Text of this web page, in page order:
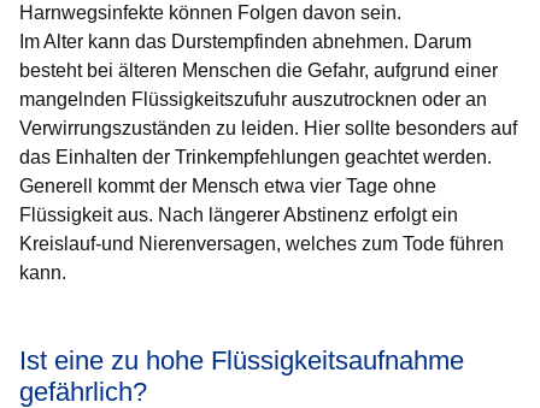
Harnwegsinfekte können Folgen davon sein.
Im Alter kann das Durstempfinden abnehmen. Darum
besteht bei älteren Menschen die Gefahr, aufgrund einer
mangelnden Flüssigkeitszufuhr auszutrocknen oder an
Verwirrungszuständen zu leiden. Hier sollte besonders auf
das Einhalten der Trinkempfehlungen geachtet werden.
Generell kommt der Mensch etwa vier Tage ohne
Flüssigkeit aus. Nach längerer Abstinenz erfolgt ein
Kreislauf-und Nierenversagen, welches zum Tode führen
kann.
Ist eine zu hohe Flüssigkeitsaufnahme
gefährlich?